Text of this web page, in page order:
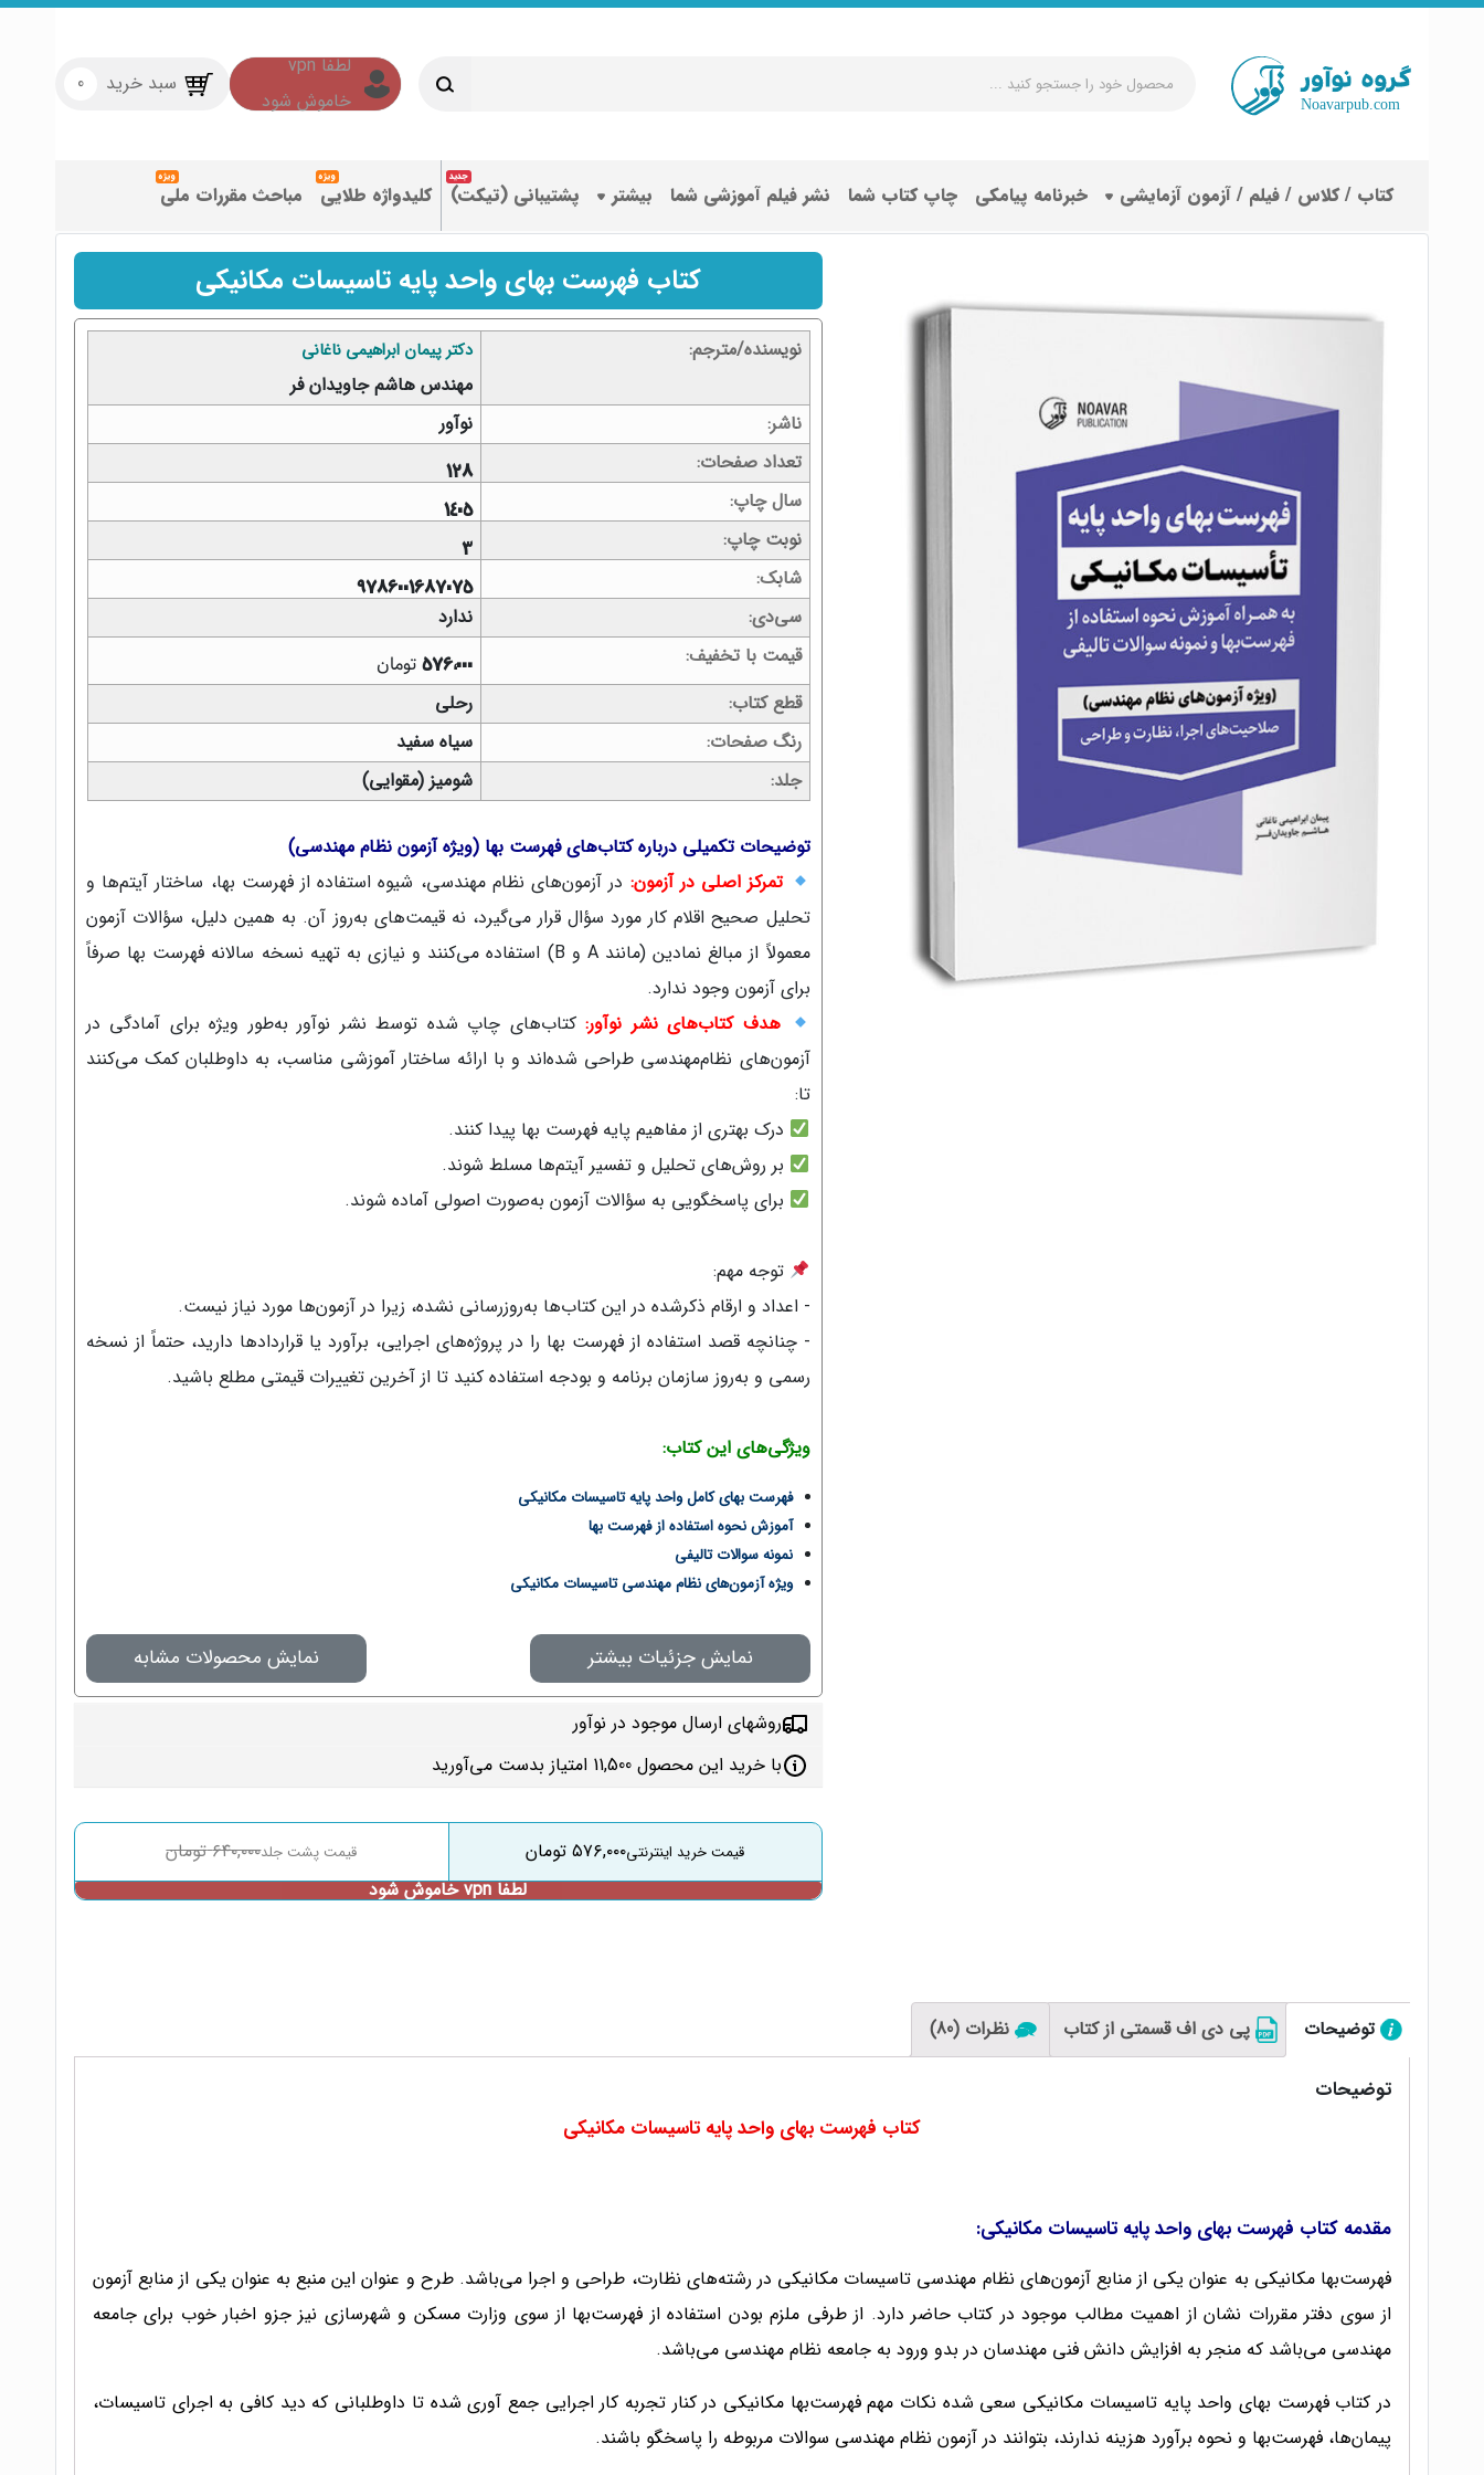
جستجو
کنید
سبد خرید 0
کتاب / کلاس / فیلم / آزمون آزمایشی خبرنامه پیامکی چاپ کتاب شما نشر فیلم آموزشی شما بیشتر پشتیبانی (تیکت) کلیدواژه طلایی مباحث مقررات ملی
کتاب فهرست بهای واحد پایه تاسیسات مکانیکی
نویسنده/مترجم دکتر پیمان ابراهیمی ناغانی
مهندس هاشم جاویدان فر
ناشر
نوآور
تعداد صفحات
128
سال چاپ 1405
نوبت چاپ 3
شابک 9786001687075
سی‌دی
ندارد
قیمت با تخفیف
576,000 تومان
قطع کتاب
رحلی
رنگ صفحات
سیاه سفید
جلد
شومیز (مقوایی)
توضیحات تکمیلی درباره کتاب‌های فهرست بها (ویژه آزمون نظام مهندسی)
تمرکز اصلی در آزمون: در آزمون‌های نظام مهندسی، شیوه استفاده از فهرست بها، ساختار آیتم‌ها و
تحلیل صحیح اقلام کار مورد سؤال قرار می‌گیرد، نه قیمت‌های به‌روز آن. به همین دلیل، سؤالات آزمون
معمولاً از مبالغ نمادین (مانند A و B) استفاده می‌کنند و نیازی به تهیه نسخه سالانه فهرست بها صرفاً
برای آزمون وجود ندارد.
هدف کتاب‌های نشر نوآور: کتاب‌های چاپ شده توسط نشر نوآور به‌طور ویژه برای آمادگی در
آزمون‌های نظام‌مهندسی طراحی شده‌اند و با ارائه ساختار آموزشی مناسب، به داوطلبان کمک می‌کنند
تا:
درک بهتری از مفاهیم پایه فهرست بها پیدا کنند.
بر روش‌های تحلیل و تفسیر آیتم‌ها مسلط شوند.
برای پاسخگویی به سؤالات آزمون به‌صورت اصولی آماده شوند.
توجه مهم:
- اعداد و ارقام ذکرشده در این کتاب‌ها به‌روزرسانی نشده، زیرا در آزمون‌ها مورد نیاز نیست.
- چنانچه قصد استفاده از فهرست بها را در پروژه‌های اجرایی، برآورد یا قراردادها دارید، حتماً از نسخه
رسمی و به‌روز سازمان برنامه و بودجه استفاده کنید تا از آخرین تغییرات قیمتی مطلع باشید.
ویژگی‌های این کتاب:
فهرست بهای کامل واحد پایه تاسیسات مکانیکی
آموزش نحوه استفاده از فهرست بها
نمونه سوالات تالیفی
ویژه آزمون‌های نظام مهندسی تاسیسات مکانیکی
نمایش جزئیات بیشتر نمایش محصولات مشابه
روشهای ارسال موجود در نوآور
با خرید این محصول 11,500 امتیاز بدست می‌آورید
۶۴۰,۰۰۰ تومان ۵۷۶,۰۰۰ تومان
توضیحات پی دی اف قسمتی از کتاب نظرات (80)
توضیحات
کتاب فهرست بهای واحد پایه تاسیسات مکانیکی
مقدمه کتاب فهرست بهای واحد پایه تاسیسات مکانیکی:
فهرست‌بها مکانیکی به عنوان یکی از منابع آزمون‌‌های نظام مهندسی تاسیسات مکانیکی در رشته‌های نظارت، طراحی و اجرا می‌باشد. طرح و عنوان این منبع به عنوان یکی از منابع آزمون
از سوی دفتر مقررات نشان از اهمیت مطالب موجود در کتاب حاضر دارد. از طرفی ملزم بودن استفاده از فهرست‌بها از سوی وزارت مسکن و شهرسازی نیز جزو اخبار خوب برای جامعه
مهندسی می‌باشد که منجر به افزایش دانش فنی مهندسان در بدو ورود به جامعه نظام مهندسی می‌باشد.
در کتاب فهرست بهای واحد پایه تاسیسات مکانیکی سعی شده نکات مهم فهرست‌بها مکانیکی در کنار تجربه کار اجرایی جمع آوری شده تا داوطلبانی که دید کافی به اجرای تاسیسات،
پیمان‌ها، فهرست‌بها و نحوه برآورد هزینه ندارند، بتوانند در آزمون نظام مهندسی سوالات مربوطه را پاسخگو باشند.